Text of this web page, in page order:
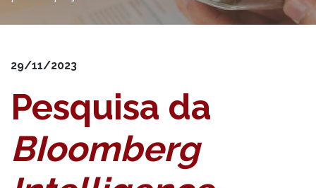
29/11/2023
Pesquisa da
BIoomberg